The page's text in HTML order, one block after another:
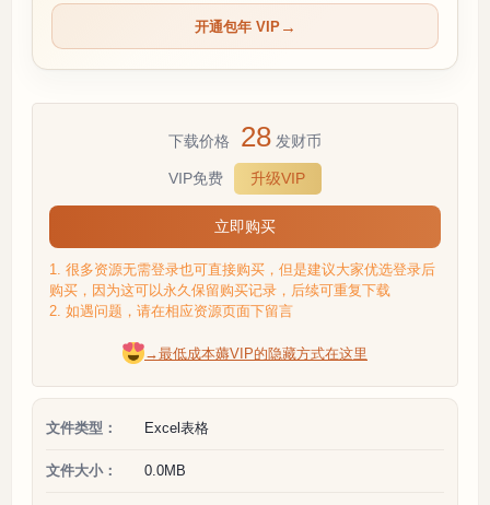
开通包年 VIP
下载价格 28 发财币
VIP免费 升级VIP
立即购买
1. 很多资源无需登录也可直接购买，但是建议大家优选登录后
购买，因为这可以永久保留购买记录，后续可重复下载
2. 如遇问题，请在相应资源页面下留言
→最低成本薅VIP的隐藏方式在这里
文件类型： Excel表格
文件大小： 0.0MB